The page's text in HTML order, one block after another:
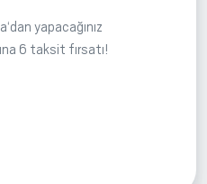
yapacağınız
6 taksit fırsatı!